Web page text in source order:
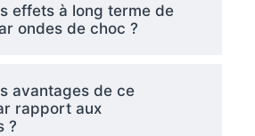
effets à long terme de
ondes de choc ?
avantages de ce
rapport aux
?